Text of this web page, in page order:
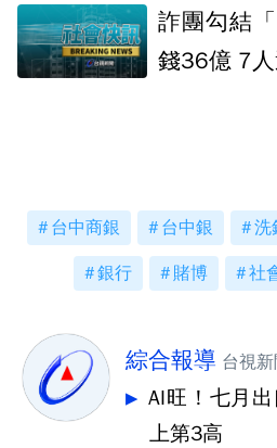
詐團勾結
錢36億 7
台中商銀 台中銀 洗
銀行 賭博 社
綜合報導 台視新
AI旺！七月
上第3高